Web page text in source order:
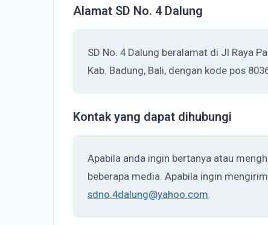
Alamat SD No. 4 Dalung
SD No. 4 Dalung beralamat di Jl Raya
Kab. Badung, Bali, dengan kode pos
Kontak yang dapat dihubungi
Apabila anda ingin bertanya atau
beberapa media. Apabila ingin
sdno.4dalung@yahoo.com.